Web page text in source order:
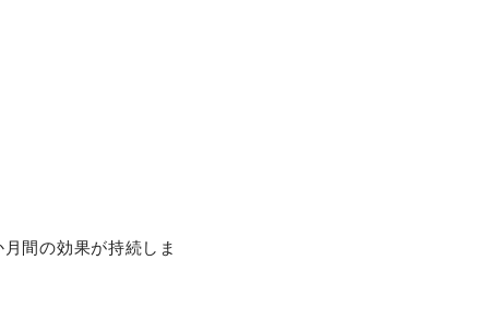
月間の効果が持続しま